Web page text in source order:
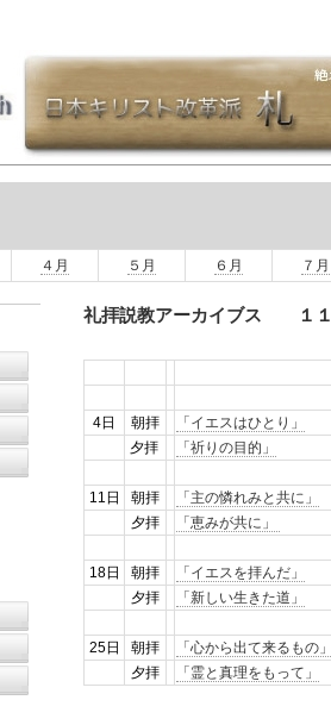
４月 ５月 ６月 ７月
礼拝説教アーカイブス １１
4日 朝拝 「イエスはひとり」
夕拝
「祈りの目的」
11日 朝拝 「主の憐れみと共に」
夕拝
「恵みが共に」
18日 朝拝 「イエスを拝んだ」
夕拝
「新しい生きた道」
25日 朝拝 「心から出て来るもの」
夕拝
「霊と真理をもって」